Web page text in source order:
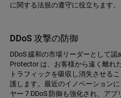
に関する法規の遵守に役立ちます。
DDoS 攻撃の防御
DDoS 緩和の市場リーダーとして認
Protector は、お客様から遠く離れ
トラフィックを吸収し消失させる
護します。最近のイノベーション
ヤー 7 DDoS 防御も強化され、ア